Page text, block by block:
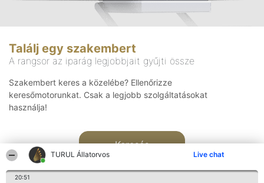
TURUL Állatorvos Live chat
20:51
Találj egy szakembert
A rangsor az iparág legjobbjait gyűjti össze
Szakembert keres a közelébe? Ellenőrizze
keresőmotorunkat. Csak a legjobb szolgáltatásokat
használja!
Keresés